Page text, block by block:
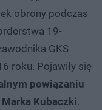
obrony podczas
19-
GKS
roku. Pojawiły się
powiązaniu
Kubaczki.